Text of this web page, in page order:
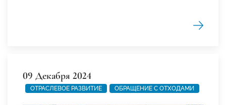
09 Декабря 2024
ОТРАСЛЕВОЕ РАЗВИТИЕ ОБРАЩЕНИЕ С ОТХОДАМИ